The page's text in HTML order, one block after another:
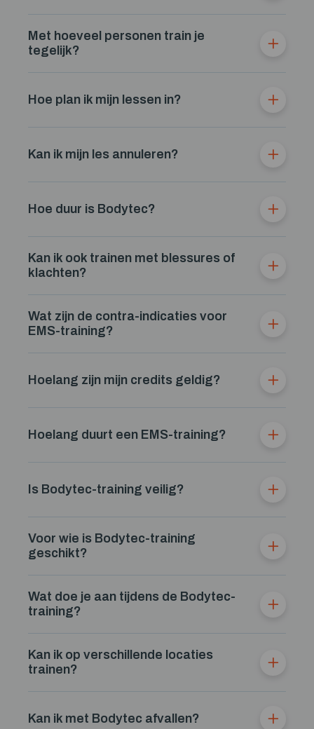
Met hoeveel personen train je
tegelijk?
Hoe plan ik mijn lessen in?
Kan ik mijn les annuleren?
Hoe duur is Bodytec?
Kan ik ook trainen met blessures of
klachten?
Wat zijn de contra-indicaties voor
EMS-training?
Hoelang zijn mijn credits geldig?
Hoelang duurt een EMS-training?
Is Bodytec-training veilig?
Voor wie is Bodytec-training
geschikt?
Wat doe je aan tijdens de Bodytec-
training?
Kan ik op verschillende locaties
trainen?
Kan ik met Bodytec afvallen?